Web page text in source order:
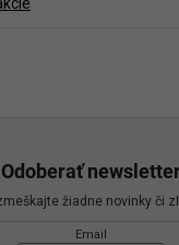
Odoberať
žiadne novinky či
Email